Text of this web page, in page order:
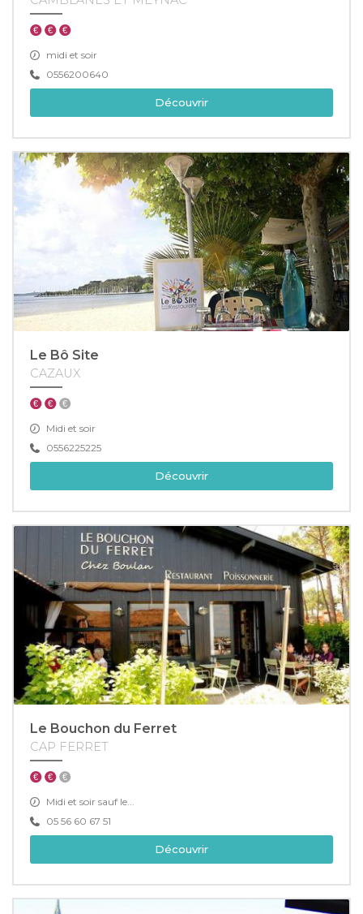
midi et soir
0556200640
Découvrir
Le Bô Site
CAZAUX
Midi et soir
0556225225
Découvrir
Le Bouchon du Ferret
CAP FERRET
Midi et soir sauf le...
05 56 60 67 51
Découvrir